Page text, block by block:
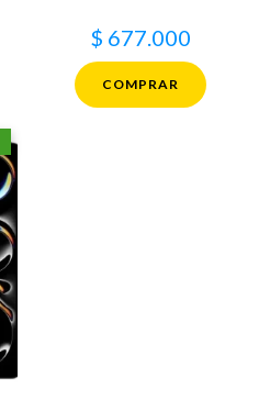
$ 677.000
COMPRAR